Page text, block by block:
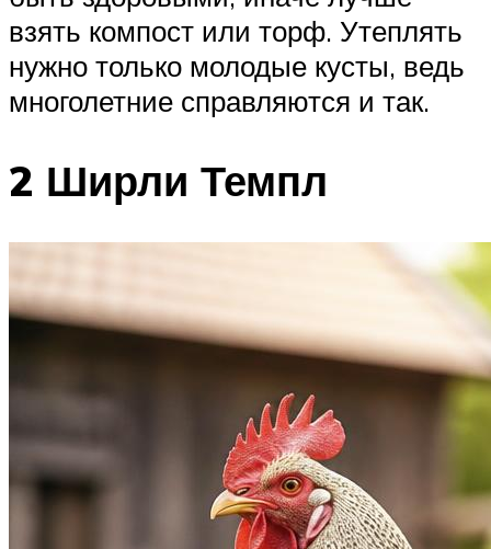
взять компост или торф. Утеплять
нужно только молодые кусты, ведь
многолетние справляются и так.
2 Ширли Темпл